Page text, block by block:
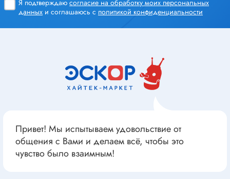
Я подтверждаю согласие на обработку моих персональных
данных и соглашаюсь с политикой конфиденциальности
Привет! Мы испытываем удовольствие от
общения с Вами и делаем всё, чтобы это
чувство было взаимным!